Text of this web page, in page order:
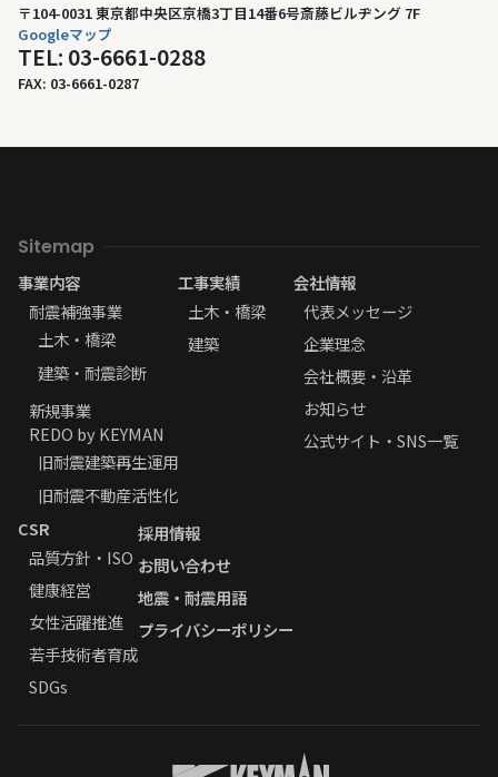
〒104-0031 東京都中央区京橋3丁目14番6号斎藤ビルヂング 7F
Googleマップ
TEL: 03-6661-0288
FAX: 03-6661-0287
Sitemap
事業内容
耐震補強事業
土木・橋梁
建築・耐震診断
新規事業
REDO by KEYMAN
旧耐震建築再生運用
旧耐震不動産活性化
工事実績
土木・橋梁
建築
会社情報
代表メッセージ
企業理念
会社概要・沿革
お知らせ
公式サイト・SNS一覧
CSR
品質方針・ISO
健康経営
女性活躍推進
若手技術者育成
SDGs
採用情報
お問い合わせ
地震・耐震用語
プライバシーポリシー